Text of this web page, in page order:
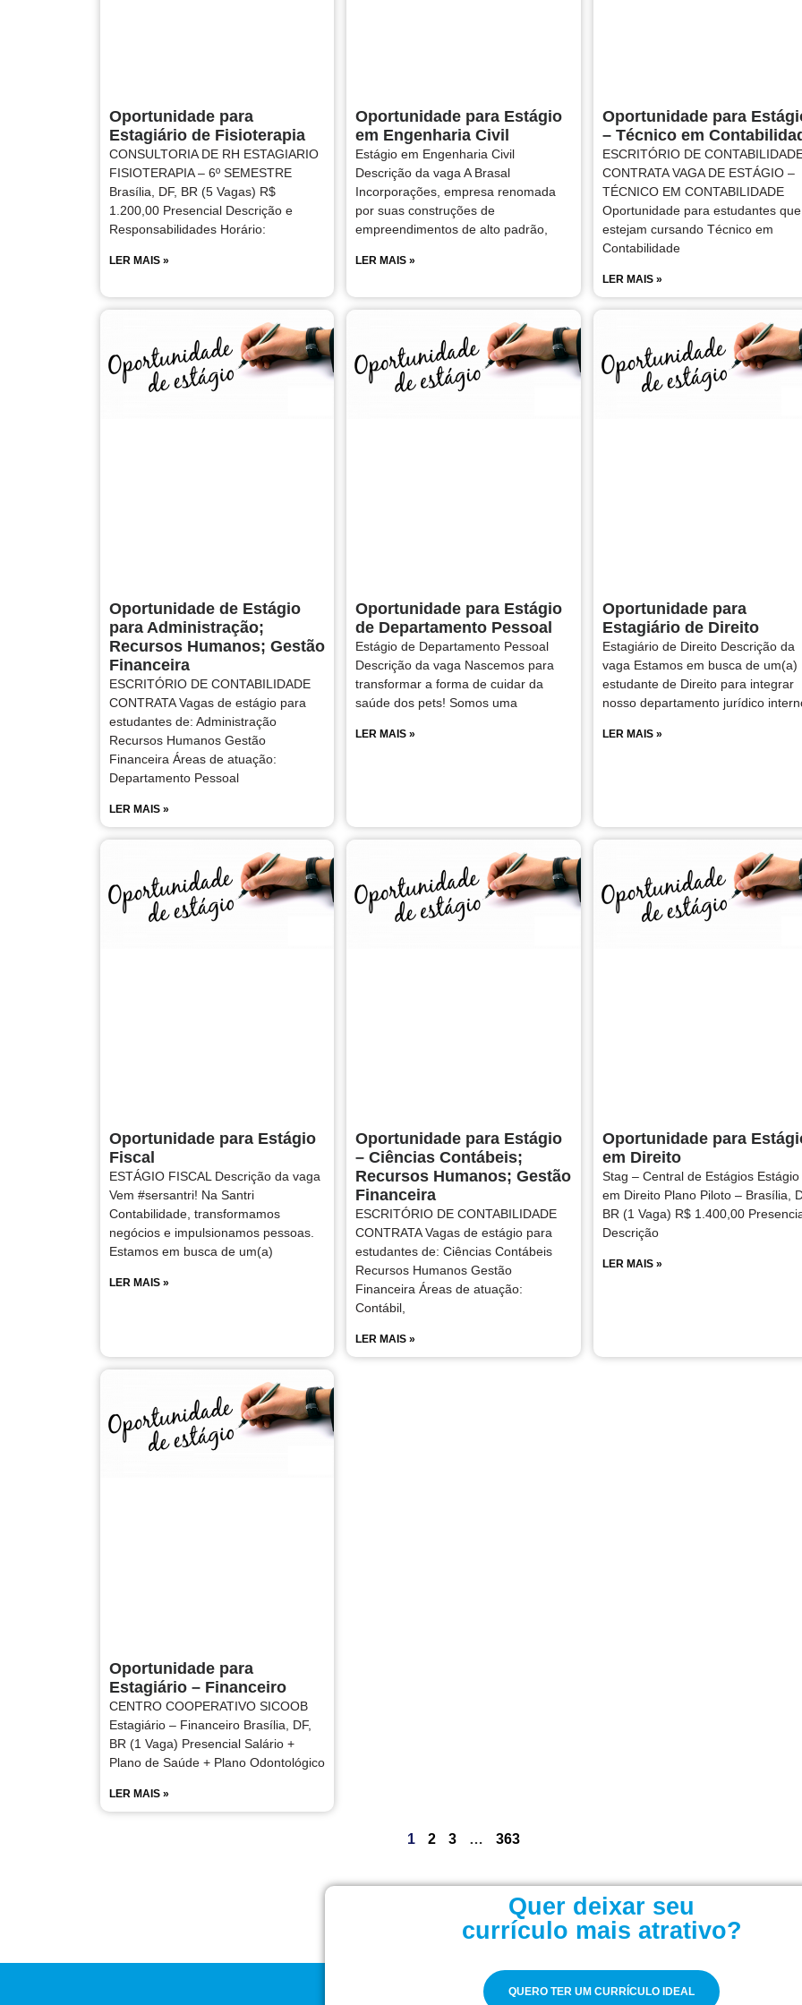
Oportunidade para
Estagiário de Fisioterapia
CONSULTORIA DE RH ESTAGIARIO
FISIOTERAPIA – 6º SEMESTRE
Brasília, DF, BR (5 Vagas) R$
1.200,00 Presencial Descrição e
Responsabilidades Horário:
LER MAIS »
Oportunidade para Estágio
em Engenharia Civil
Estágio em Engenharia Civil
Descrição da vaga A Brasal
Incorporações, empresa renomada
por suas construções de
empreendimentos de alto padrão,
LER MAIS »
Oportunidade para
– Técnico em
ESCRITÓRIO DE
CONTRATA VAGA DE ESTÁGIO –
TÉCNICO EM CONTABILIDADE
Oportunidade para estudantes que
estejam cursando Técnico em
Contabilidade
LER MAIS »
Oportunidade de Estágio
para Administração;
Recursos Humanos; Gestão
Financeira
ESCRITÓRIO DE CONTABILIDADE
CONTRATA Vagas de estágio para
estudantes de: Administração
Recursos Humanos Gestão
Financeira Áreas de atuação:
Departamento Pessoal
LER MAIS »
Oportunidade para Estágio
de Departamento Pessoal
Estágio de Departamento Pessoal
Descrição da vaga Nascemos para
transformar a forma de cuidar da
saúde dos pets! Somos uma
LER MAIS »
Oportunidade para
Estagiário de Direito
Estagiário de Direito Descrição da
vaga Estamos em busca de um(a)
estudante de Direito para integrar
nosso departamento jurídico
LER MAIS »
Oportunidade para Estágio
Fiscal
ESTÁGIO FISCAL Descrição da vaga
Vem #sersantri! Na Santri
Contabilidade, transformamos
negócios e impulsionamos pessoas.
Estamos em busca de um(a)
LER MAIS »
Oportunidade para Estágio
– Ciências Contábeis;
Recursos Humanos; Gestão
Financeira
ESCRITÓRIO DE CONTABILIDADE
CONTRATA Vagas de estágio para
estudantes de: Ciências Contábeis
Recursos Humanos Gestão
Financeira Áreas de atuação:
Contábil,
LER MAIS »
Oportunidade para
em Direito
Stag – Central de Estágios Estágio
em Direito Plano Piloto – Brasília,
BR (1 Vaga) R$ 1.400,00
Descrição
LER MAIS »
Oportunidade para
Estagiário – Financeiro
CENTRO COOPERATIVO SICOOB
Estagiário – Financeiro Brasília, DF,
BR (1 Vaga) Presencial Salário +
Plano de Saúde + Plano Odontológico
LER MAIS »
1 2 3 … 363
Quer deixar seu
currículo mais atrativo?
QUERO TER UM CURRÍCULO IDEAL